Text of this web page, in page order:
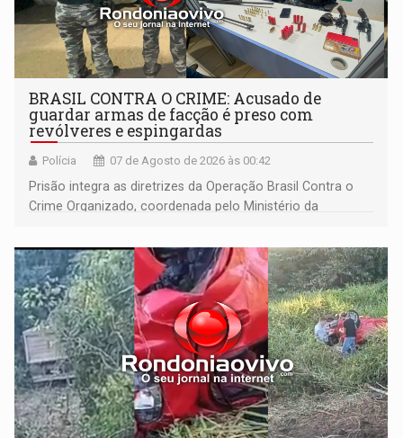
BRASIL CONTRA O CRIME: Acusado de
guardar armas de facção é preso com
revólveres e espingardas
Polícia 07 de Agosto de 2026 às 00:42
Prisão integra as diretrizes da Operação Brasil Contra o
Crime Organizado, coordenada pelo Ministério da